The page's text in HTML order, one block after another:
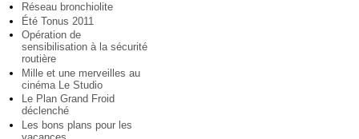
Réseau bronchiolite
Été Tonus 2011
Opération de
sensibilisation à la sécurité
routière
Mille et une merveilles au
cinéma Le Studio
Le Plan Grand Froid
déclenché
Les bons plans pour les